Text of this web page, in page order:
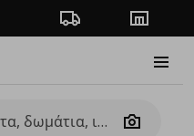
Πορεία παραγγελίας
Camera